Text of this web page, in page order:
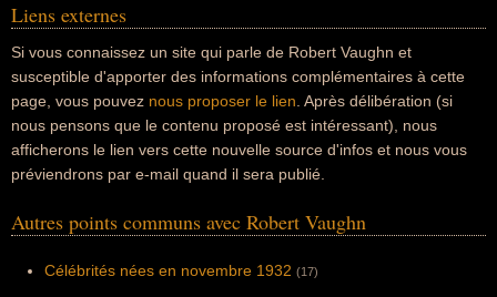
Liens externes
Si vous connaissez un site qui parle de Robert Vaughn et
susceptible d'apporter des informations complémentaires à cette
page, vous pouvez nous proposer le lien . Après délibération (si
nous pensons que le contenu proposé est intéressant), nous
afficherons le lien vers cette nouvelle source d'infos et nous vous
préviendrons par e-mail quand il sera publié.
Autres points communs avec Robert Vaughn
Célébrités nées en novembre 1932 (17)